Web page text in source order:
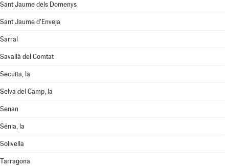
Sant Jaume dels Domenys
Sant Jaume d'Enveja
Sarral
Savallà del Comtat
Secuita, la
Selva del Camp, la
Senan
Sénia, la
Solivella
Tarragona